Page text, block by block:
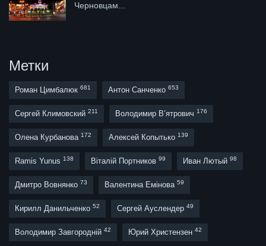
Черновцам...
Метки
Роман Цимбалюк 681 Антон Санченко 653
Сергей Климовский 211 Володимир В’ятрович 176
Олена Курбанова 172 Алексей Копытько 139
Ramis Yunus 138 Віталій Портников 99 Иван Лютый 98
Дмитро Вовнянко 73 Валентина Емінова 59
Кирилл Данильченко 52 Сергей Ауслендер 49
Володимир Завгородній 42 Юрий Христензен 42